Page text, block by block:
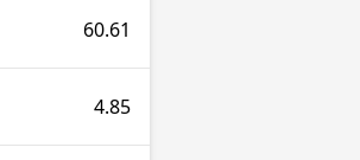
60.61
4.85